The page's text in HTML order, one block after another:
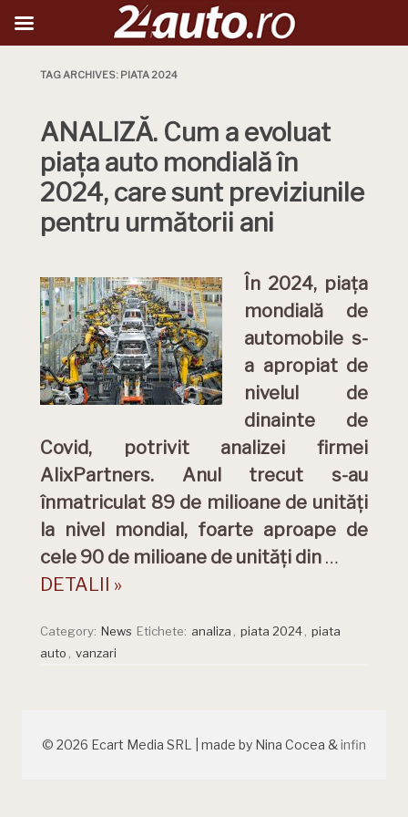
TAG ARCHIVES: PIATA 2024
ANALIZĂ. Cum a evoluat
piața auto mondială în
2024, care sunt previziunile
pentru următorii ani
În 2024, piața
mondială de
automobile s-
a apropiat de
nivelul de
dinainte de
Covid, potrivit analizei firmei
AlixPartners. Anul trecut s-au
înmatriculat 89 de milioane de unități
la nivel mondial, foarte aproape de
cele 90 de milioane de unități din …
DETALII »
Category: News Etichete: analiza piata 2024
piata
auto
vanzari
© 2026 Ecart Media SRL | made by Nina Cocea &infin